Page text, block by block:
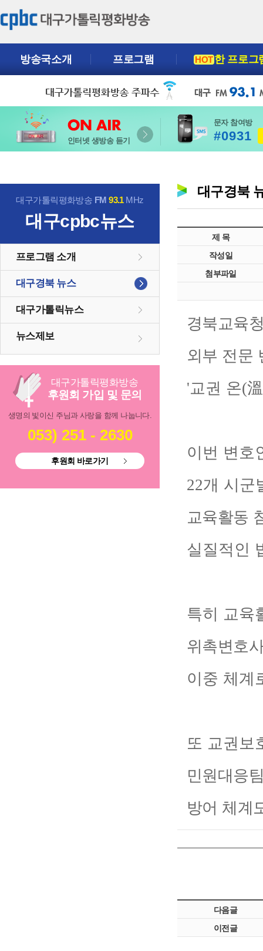
방송국소개 프로그램 HOT한 프로그
인터넷 생방송 듣기
문자 참여방
#0931
대구가톨릭평화방송 FM93.1MHz
대구cpbc뉴스
프로그램 소개
대구경북 뉴스
대구가톨릭뉴스
뉴스제보
대구가톨릭평화방송
후원회 가입 및 문의
생명의 빛이신 주님과 사랑을 함께 나눕니다.
053) 251 - 2630
후원회 바로가기
대구경북
제 목
작성일
첨부파일
경북교육
외부 전문
'교권 온(溫
이번 변호
22개 시군
교육활동
실질적인
특히 교육
위촉변호
이중 체계
또 교권보
민원대응
방어 체계
다음글
이전글